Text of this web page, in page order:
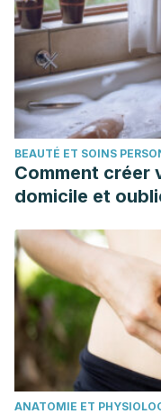
BEAUTÉ ET SOINS
Comment créer
domicile et
ANATOMIE ET